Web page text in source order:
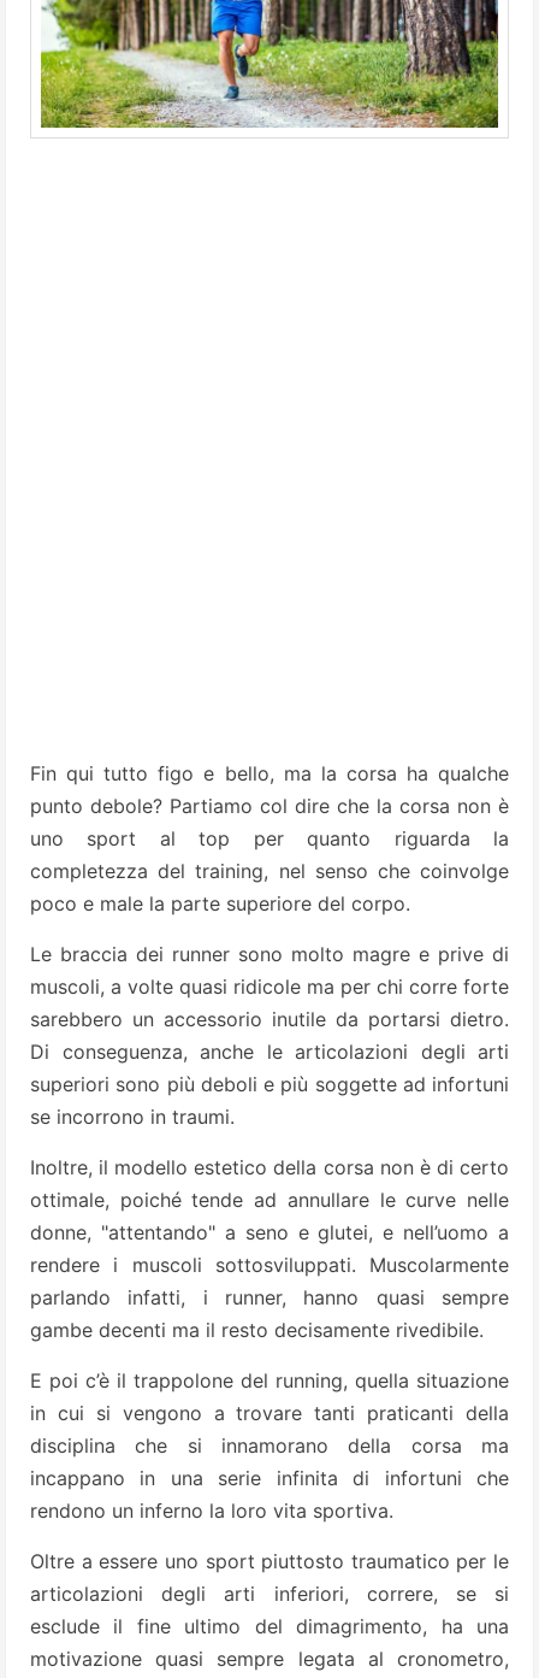
Fin qui tutto figo e bello, ma la corsa ha qualche
punto debole? Partiamo col dire che la corsa non è
uno sport al top per quanto riguarda la
completezza del training, nel senso che coinvolge
poco e male la parte superiore del corpo.
Le braccia dei runner sono molto magre e prive di
muscoli, a volte quasi ridicole ma per chi corre forte
sarebbero un accessorio inutile da portarsi dietro.
Di conseguenza, anche le articolazioni degli arti
superiori sono più deboli e più soggette ad infortuni
se incorrono in traumi.
Inoltre, il modello estetico della corsa non è di certo
ottimale, poiché tende ad annullare le curve nelle
donne, "attentando" a seno e glutei, e nell’uomo a
rendere i muscoli sottosviluppati. Muscolarmente
parlando infatti, i runner, hanno quasi sempre
gambe decenti ma il resto decisamente rivedibile.
E poi c’è il trappolone del running, quella situazione
in cui si vengono a trovare tanti praticanti della
disciplina che si innamorano della corsa ma
incappano in una serie infinita di infortuni che
rendono un inferno la loro vita sportiva.
Oltre a essere uno sport piuttosto traumatico per le
articolazioni degli arti inferiori, correre, se si
esclude il fine ultimo del dimagrimento, ha una
motivazione quasi sempre legata al cronometro,